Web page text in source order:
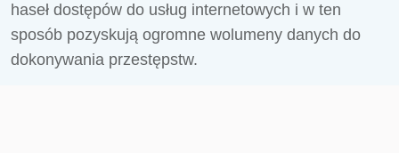
haseł dostępów do usług internetowych i w ten
sposób pozyskują ogromne wolumeny danych do
dokonywania przestępstw.